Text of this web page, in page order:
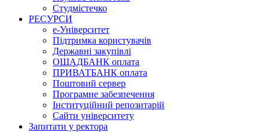
Студмістечко
РЕСУРСИ
е-Університет
Підтримка користувачів
Державні закупівлі
ОЩАДБАНК оплата
ПРИВАТБАНК оплата
Поштовий сервер
Програмне забезпечення
Інституційний репозитарій
Сайти університету
Запитати у ректора